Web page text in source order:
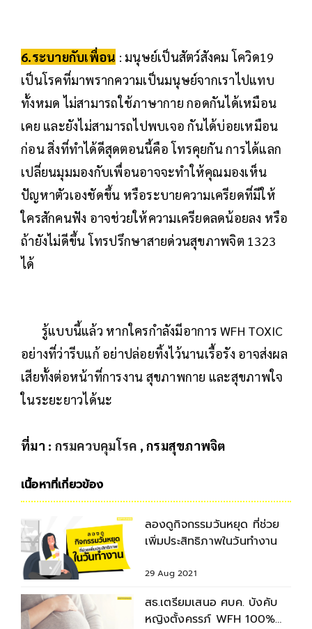
6.ระบายกับเพื่อน : มนุษย์เป็นสัตว์สังคม โควิด19
เป็นโรคที่มาพรากความเป็นมนุษย์จากเราไปแทบ
ทั้งหมด ไม่สามารถใช้ภาษากาย กอดกันได้เหมือน
เคย และยังไม่สามารถไปพบเจอ กันได้บ่อยเหมือน
ก่อน สิ่งที่ทำได้ดีสุดตอนนี้คือ โทรคุยกัน การได้แลก
เปลี่ยนมุมมองกับเพื่อนอาจจะทำให้คุณมองเห็น
ปัญหาตัวเองชัดขึ้น หรือระบายความเครียดที่มีให้
ใครสักคนฟัง อาจช่วยให้ความเครียดลดน้อยลง หรือ
ถ้ายังไม่ดีขึ้น โทรปรึกษาสายด่วนสุขภาพจิต 1323
ได้
รู้แบบนี้แล้ว หากใครกำลังมีอาการ WFH TOXIC
อย่างที่ว่ารีบแก้ อย่าปล่อยทิ้งไว้นานเรื้อรัง อาจส่งผล
เสียทั้งต่อหน้าที่การงาน สุขภาพกาย และสุขภาพใจ
ในระยะยาวได้นะ
ที่มา : กรมควบคุมโรค , กรมสุขภาพจิต
เนื้อหาที่เกี่ยวข้อง
ลองดูกิจกรรมวันหยุด ที่ช่วย
เพิ่มประสิทธิภาพในวันทำงาน
29 Aug 2021
สธ.เตรียมเสนอ ศบค. บังคับ
หญิงตั้งครรภ์ WFH 100%